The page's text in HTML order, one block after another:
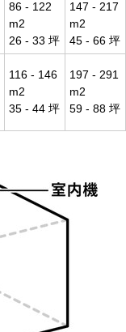
86 - 122
m2
26 - 33 坪
147 - 217
m2
45 - 66 坪
116 - 146
m2
35 - 44 坪
197 - 291
m2
59 - 88 坪